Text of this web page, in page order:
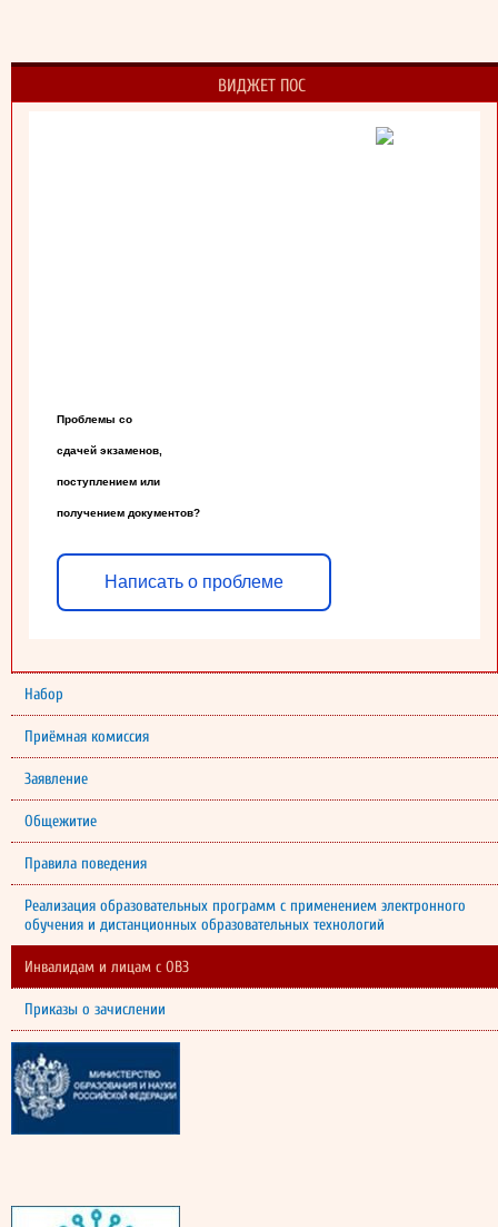
ВИДЖЕТ ПОС
Проблемы со
сдачей экзаменов,
поступлением или
получением документов?
Написать о проблеме
Набор
Приёмная комиссия
Заявление
Общежитие
Правила поведения
Реализация образовательных программ с применением электронного
обучения и дистанционных образовательных технологий
Инвалидам и лицам с ОВЗ
Приказы о зачислении